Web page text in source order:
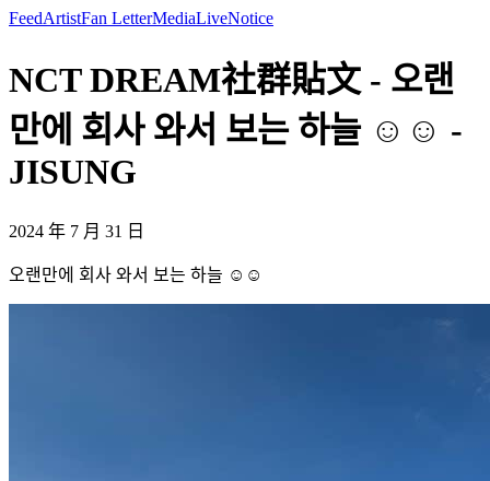
FeedArtistFan LetterMediaLiveNotice
NCT DREAM社群貼文 - 오랜
만에 회사 와서 보는 하늘 ☺️☺️ -
JISUNG
2024 年 7 月 31 日
오랜만에 회사 와서 보는 하늘 ☺️☺️